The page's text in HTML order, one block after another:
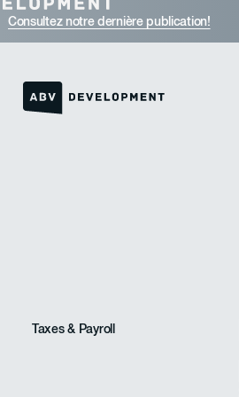
Consultez notre dernière publication!
Taxes & Payroll